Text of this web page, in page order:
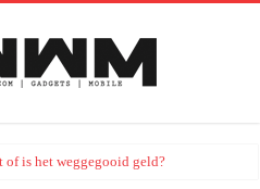
of is het weggegooid geld?